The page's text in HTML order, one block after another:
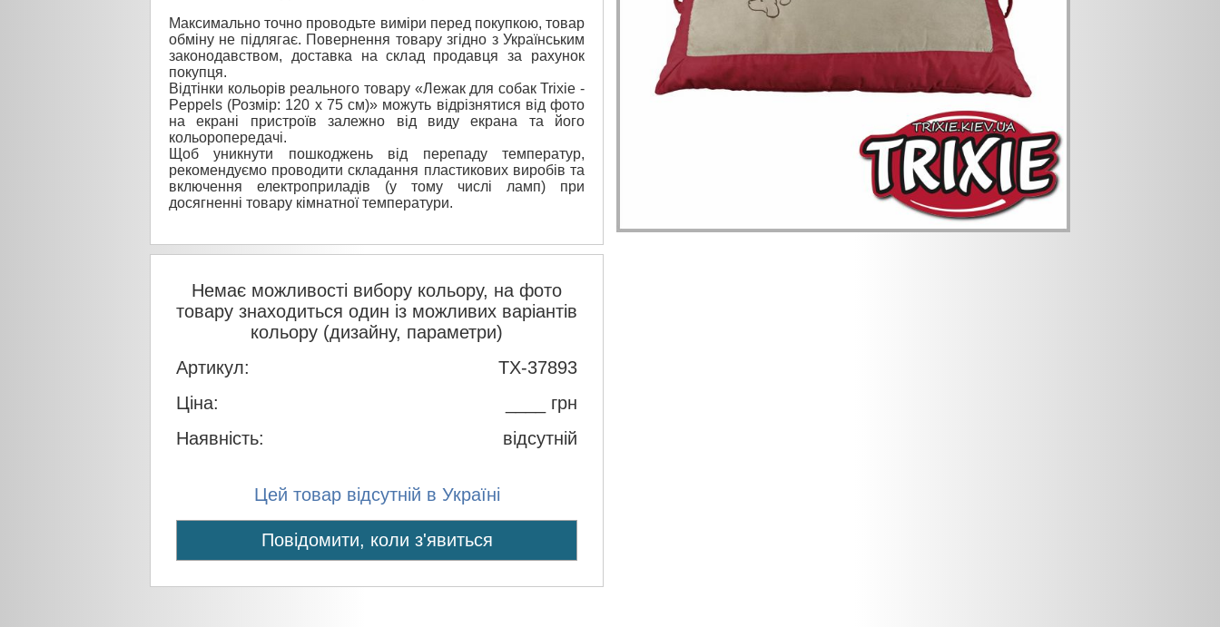
Максимально точно проводьте виміри перед покупкою, товар
обміну не підлягає. Повернення товару згідно з Українським
законодавством, доставка на склад продавця за рахунок
покупця.
Відтінки кольорів реального товару «Лежак для собак Trixie -
Peppels (Розмір: 120 x 75 см)» можуть відрізнятися від фото
на екрані пристроїв залежно від виду екрана та його
кольоропередачі.
Щоб уникнути пошкоджень від перепаду температур,
рекомендуємо проводити складання пластикових виробів та
включення електроприладів (у тому числі ламп) при
досягненні товару кімнатної температури.
Немає можливості вибору кольору, на фото
товару знаходиться один із можливих варіантів
кольору (дизайну, параметри)
Артикул:
TX-37893
Ціна:
____ грн
Наявність:
відсутній
Цей товар відсутній в Україні
Повідомити, коли з'явиться